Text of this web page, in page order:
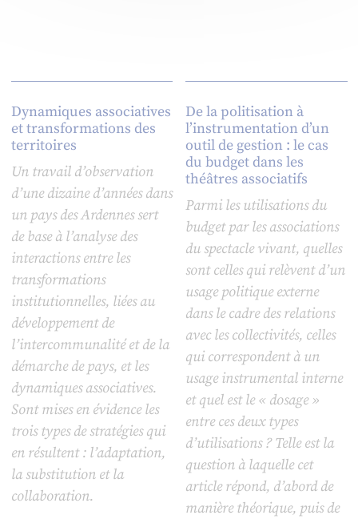
Dynamiques associatives
et transformations des
territoires
Un travail d’observation
d’une dizaine d’années dans
un pays des Ardennes sert
de base à l’analyse des
interactions entre les
transformations
institutionnelles, liées au
développement de
l’intercommunalité et de la
démarche de pays, et les
dynamiques associatives.
Sont mises en évidence les
trois types de stratégies qui
en résultent : l’adaptation,
la substitution et la
collaboration.
De la politisation à
l’instrumentation d’un
outil de gestion : le cas
du budget dans les
théâtres associatifs
Parmi les utilisations du
budget par les associations
du spectacle vivant, quelles
sont celles qui relèvent d’un
usage politique externe
dans le cadre des relations
avec les collectivités, celles
qui correspondent à un
usage instrumental interne
et quel est le « dosage »
entre ces deux types
d’utilisations ? Telle est la
question à laquelle cet
article répond, d’abord de
manière théorique, puis de